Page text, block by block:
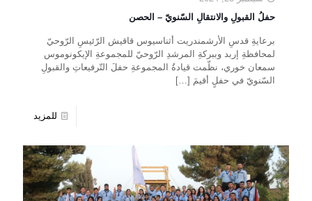
حفلُ القبولِ والانتقالِ السّنويّ – الحصن
برعايةِ قدسِ الأرشمندريت أثناسيوس قاقيش الرّئيسِ الرّوحيّ
لمحافظةِ إربد وببركةِ المرشدِ الرّوحيّ للمجموعةِ الإيكونوموس
سمعان خوري، نظّمت قيادةُ المجموعةِ حفلَ التّرفيعاتِ والقبولِ
السّنويّ في حفلٍ أقيمَ […]
للمزيد